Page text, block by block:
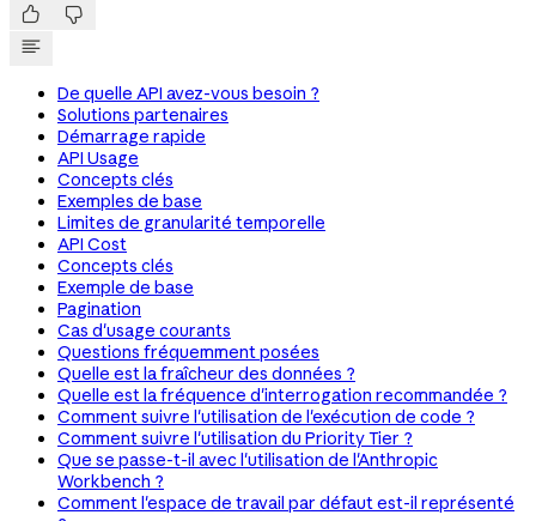
 
De quelle API avez-vous besoin ?
Solutions partenaires
Démarrage rapide
API Usage
Concepts clés
Exemples de base
Limites de granularité temporelle
API Cost
Concepts clés
Exemple de base
Pagination
Cas d'usage courants
Questions fréquemment posées
Quelle est la fraîcheur des données ?
Quelle est la fréquence d'interrogation recommandée ?
Comment suivre l'utilisation de l'exécution de code ?
Comment suivre l'utilisation du Priority Tier ?
Que se passe-t-il avec l'utilisation de l'Anthropic
Workbench ?
Comment l'espace de travail par défaut est-il représenté